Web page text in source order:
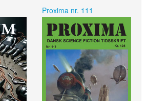
Proxima nr. 111